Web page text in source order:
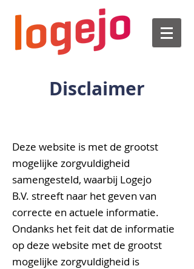
Disclaimer
Deze website is met de grootst
mogelijke zorgvuldigheid
samengesteld, waarbij Logejo
B.V. streeft naar het geven van
correcte en actuele informatie.
Ondanks het feit dat de informatie
op deze website met de grootst
mogelijke zorgvuldigheid is